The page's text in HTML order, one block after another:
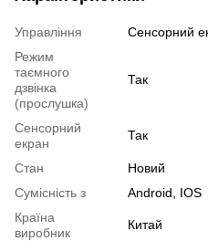
Управління
Сенсорний
Режим
таємного
дзвінка
(прослушка)
Так
Сенсорний
екран
Так
Стан
Новий
Сумісність з
Android, IOS
Країна
виробник
Китай